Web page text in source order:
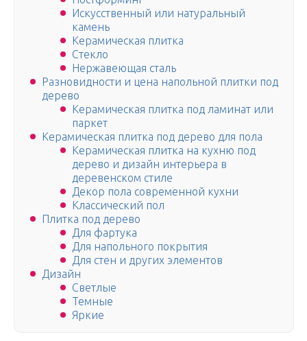
Искусственный или натуральный
камень
Керамическая плитка
Стекло
Нержавеющая сталь
Разновидности и цена напольной плитки под
дерево
Керамическая плитка под ламинат или
паркет
Керамическая плитка под дерево для пола
Керамическая плитка на кухню под
дерево и дизайн интерьера в
деревенском стиле
Декор пола современной кухни
Классический пол
Плитка под дерево
Для фартука
Для напольного покрытия
Для стен и других элементов
Дизайн
Светлые
Темные
Яркие